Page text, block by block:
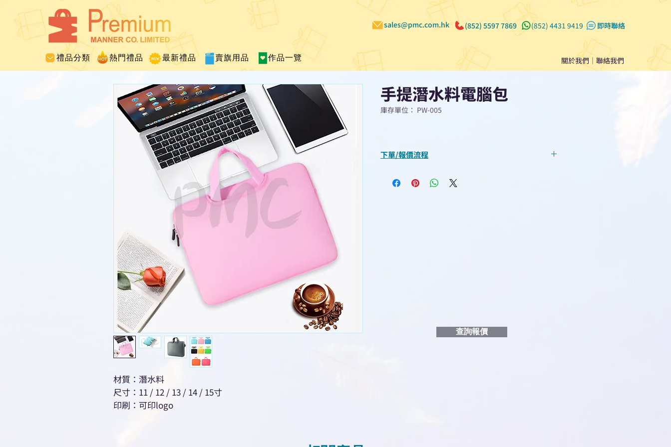
禮品分類 熱門禮品 最新禮品 賣旗用品 作品一覽
sales@pmc.com.hk (852) 5597 7869 (852) 4431 9419 ​即時聯絡
關於我們 ｜聯絡我們
材質：潛水料
尺寸：11 / 12 / 13 / 14 / 15寸
印刷：可印logo
手提潛水料電腦包
庫存單位： PW-005
下單/報價流程
查詢或報價”
查詢報價